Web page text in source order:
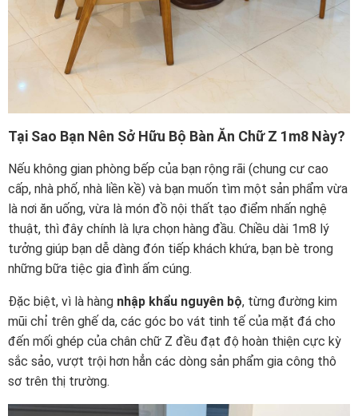
Tại Sao Bạn Nên Sở Hữu Bộ Bàn Ăn Chữ Z 1m8 Này?
Nếu không gian phòng bếp của bạn rộng rãi (chung cư cao
cấp, nhà phố, nhà liền kề) và bạn muốn tìm một sản phẩm vừa
là nơi ăn uống, vừa là món đồ nội thất tạo điểm nhấn nghệ
thuật, thì đây chính là lựa chọn hàng đầu. Chiều dài 1m8 lý
tưởng giúp bạn dễ dàng đón tiếp khách khứa, bạn bè trong
những bữa tiệc gia đình ấm cúng.
Đặc biệt, vì là hàng nhập khẩu nguyên bộ, từng đường kim
mũi chỉ trên ghế da, các góc bo vát tinh tế của mặt đá cho
đến mối ghép của chân chữ Z đều đạt độ hoàn thiện cực kỳ
sắc sảo, vượt trội hơn hẳn các dòng sản phẩm gia công thô
sơ trên thị trường.